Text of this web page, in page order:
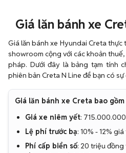
Giá lăn bánh xe
Giá lăn bánh xe Hyundai Creta
showroom cộng với các khoản
pháp. Dưới đây là bảng tạm tính
phiên bản Creta N Line để bạn có
Giá lăn bánh xe Creta bao
Giá xe niêm yết:
Lệ phí trước bạ: 10% - 12%
Phí cấp biển số: 20 triệu đồng